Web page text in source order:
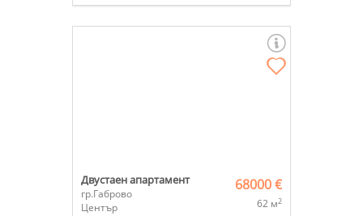
Двустаен апартамент
гр.Габрово
Център
68000 €
62 м2